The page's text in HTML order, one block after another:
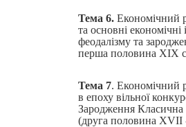
Тема 6. Економічний
та основні економічні
феодалізму та
перша половина XIX
Тема 7. Економічний
в епоху вільної
Зародження Класична
(друга половина XVII